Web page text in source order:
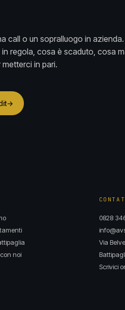
call o un sopralluogo in
regola, cosa è scaduto, cosa
in pari.
→
noi
0828
Via
Scrivici